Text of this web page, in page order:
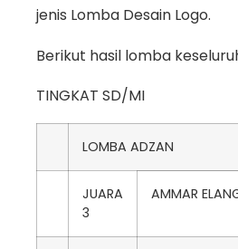
jenis Lomba Desain Logo.
Berikut hasil lomba
TINGKAT SD/MI
LOMBA ADZAN
JUARA
3
AMMAR